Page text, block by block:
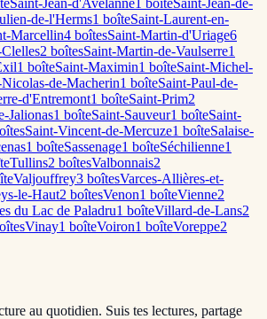
Saint-Jean-d'Avelanne1 boîteSaint-Jean-de-
de-l'Herms1 boîteSaint-Laurent-en-
Marcellin4 boîtesSaint-Martin-d'Uriage6
2 boîtesSaint-Martin-de-Vaulserre1
1 boîteSaint-Maximin1 boîteSaint-Michel-
de-Macherin1 boîteSaint-Paul-de-
d'Entremont1 boîteSaint-Prim2
Jalionas1 boîteSaint-Sauveur1 boîteSaint-
sSaint-Vincent-de-Mercuze1 boîteSalaise-
1 boîteSassenage1 boîteSéchilienne1
Tullins2 boîtesValbonnais2
Valjouffrey3 boîtesVarces-Allières-et-
le-Haut2 boîtesVenon1 boîteVienne2
du Lac de Paladru1 boîteVillard-de-Lans2
sVinay1 boîteVoiron1 boîteVoreppe2
au quotidien. Suis tes lectures, partage